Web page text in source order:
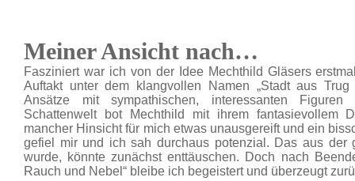
Meiner Ansicht nach…
Fasziniert war ich von der Idee Mechthild Gläsers
Auftakt unter dem klangvollen Namen „Stadt aus
Ansätze mit sympathischen, interessanten
Schattenwelt bot Mechthild mit ihrem fantasievollem
mancher Hinsicht für mich etwas unausgereift und ein
gefiel mir und ich sah durchaus potenzial. Das aus der
wurde, könnte zunächst enttäuschen. Doch nach
Rauch und Nebel“ bleibe ich begeistert und überzeugt